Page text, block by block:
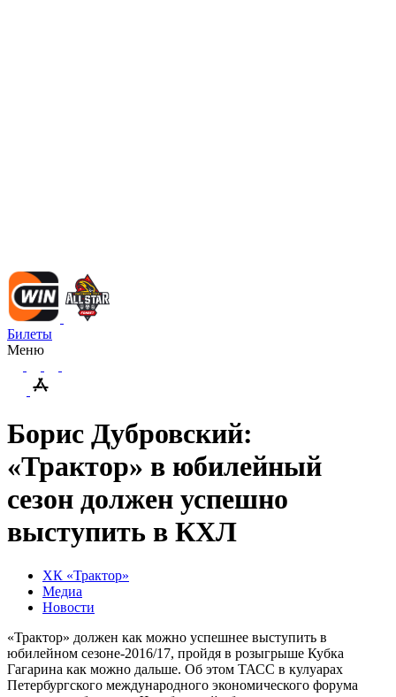
Билеты
Меню
Борис Дубровский:
«Трактор» в юбилейный
сезон должен успешно
выступить в КХЛ
ХК «Трактор»
Медиа
Новости
«Трактор» должен как можно успешнее выступить в
юбилейном сезоне-2016/17, пройдя в розыгрыше Кубка
Гагарина как можно дальше. Об этом ТАСС в кулуарах
Петербургского международного экономического форума